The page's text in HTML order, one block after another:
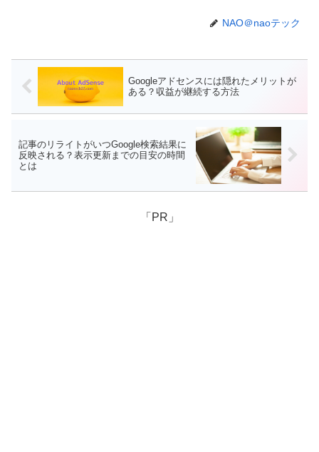
NAO＠naoテック
Googleアドセンスには隠れたメリットが
ある？収益が継続する方法
記事のリライトがいつGoogle検索結果に
反映される？表示更新までの目安の時間
とは
「PR」